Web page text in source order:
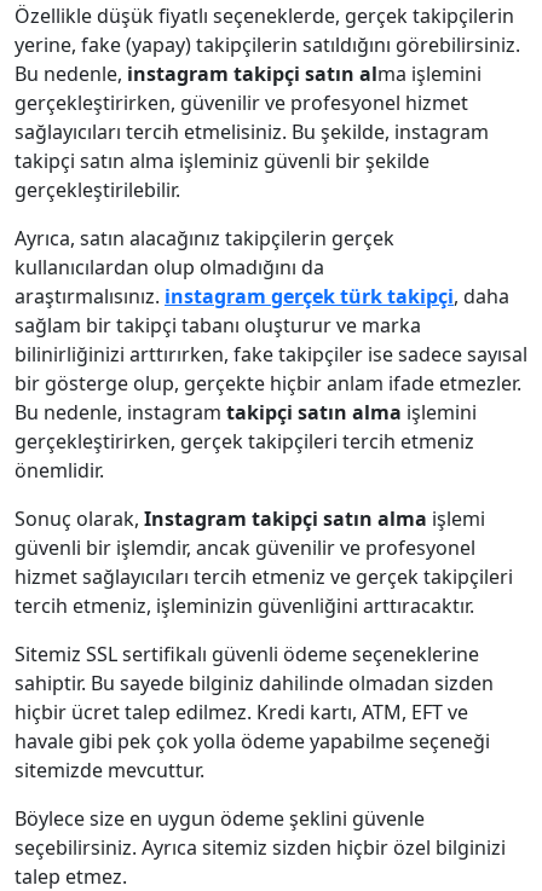
Özellikle düşük fiyatlı seçeneklerde, gerçek takipçilerin
yerine, fake (yapay) takipçilerin satıldığını görebilirsiniz.
Bu nedenle, instagram takipçi satın alma işlemini
gerçekleştirirken, güvenilir ve profesyonel hizmet
sağlayıcıları tercih etmelisiniz. Bu şekilde, instagram
takipçi satın alma işleminiz güvenli bir şekilde
gerçekleştirilebilir.
Ayrıca, satın alacağınız takipçilerin gerçek
kullanıcılardan olup olmadığını da
araştırmalısınız. instagram gerçek türk takipçi, daha
sağlam bir takipçi tabanı oluşturur ve marka
bilinirliğinizi arttırırken, fake takipçiler ise sadece sayısal
bir gösterge olup, gerçekte hiçbir anlam ifade etmezler.
Bu nedenle, instagram takipçi satın alma işlemini
gerçekleştirirken, gerçek takipçileri tercih etmeniz
önemlidir.
Sonuç olarak, Instagram takipçi satın alma işlemi
güvenli bir işlemdir, ancak güvenilir ve profesyonel
hizmet sağlayıcıları tercih etmeniz ve gerçek takipçileri
tercih etmeniz, işleminizin güvenliğini arttıracaktır.
Sitemiz SSL sertifikalı güvenli ödeme seçeneklerine
sahiptir. Bu sayede bilginiz dahilinde olmadan sizden
hiçbir ücret talep edilmez. Kredi kartı, ATM, EFT ve
havale gibi pek çok yolla ödeme yapabilme seçeneği
sitemizde mevcuttur.
Böylece size en uygun ödeme şeklini güvenle
seçebilirsiniz. Ayrıca sitemiz sizden hiçbir özel bilginizi
talep etmez.